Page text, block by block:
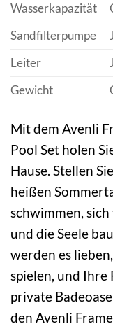
Wasserkapazität
Sandfilterpumpe
Leiter
Gewicht
Mit dem Avenli
Pool Set holen
Hause. Stellen
heißen
schwimmen,
und die Seele
werden es
spielen, und Ihre
private
den Avenli